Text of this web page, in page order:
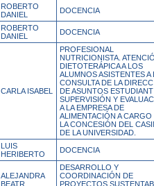
ROBERTO
DANIEL
DOCENCIA
ROBERTO
DANIEL
DOCENCIA
CARLA ISABEL
PROFESIONAL
NUTRICIONISTA.
DIETOTERÁPICA A LOS
ALUMNOS ASISTENTES A
CONSULTA DE LA
DE ASUNTOS
SUPERVISIÓN Y
A LA EMPRESA DE
ALIMENTACIÓN A CARGO
LA CONCESIÓN DEL
DE LA UNIVERSIDAD.
LUIS
HERIBERTO
DOCENCIA
ALEJANDRA
BEATR
DESARROLLO Y
COORDINACIÓN DE
PROYECTOS